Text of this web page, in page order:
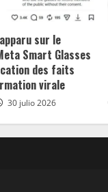
sur le
Smart Glasses
des faits
virale
30 julio 2026